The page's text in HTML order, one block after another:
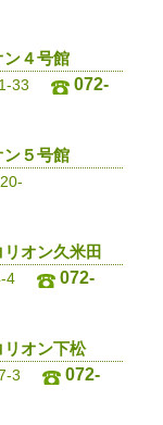
ン４号館
33
072-
ン５号館
オン久米田
4
072-
オン下松
3
072-